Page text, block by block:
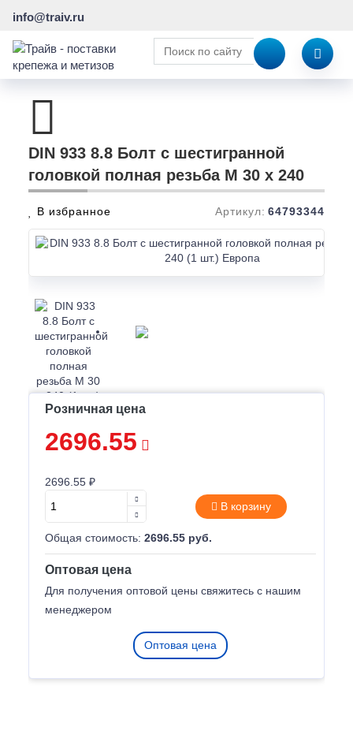
info@traiv.ru
DIN 933 8.8 Болт с шестигранной
головкой полная резьба M 30 x 240
В избранное Артикул: 64793344
Розничная цена
2696.55
2696.55 ₽
В корзину
Общая стоимость: 2696.55 руб.
Оптовая цена
Для получения оптовой цены свяжитесь с нашим
менеджером
Оптовая цена